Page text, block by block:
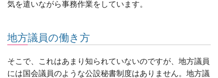
気を遣いながら事務作業をしています。
地方議員の働き方
そこで、これはあまり知られていないのですが、地方議員
には国会議員のような公設秘書制度はありません。地方議